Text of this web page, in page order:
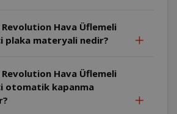
Revolution Hava Üflemeli
plaka materyali nedir?
Revolution Hava Üflemeli
otomatik kapanma